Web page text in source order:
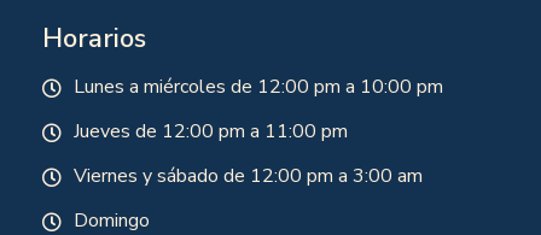
Horarios
Lunes a miércoles de 12:00 pm a 10:00 pm
Jueves de 12:00 pm a 11:00 pm
Viernes y sábado de 12:00 pm a 3:00 am
Domingo